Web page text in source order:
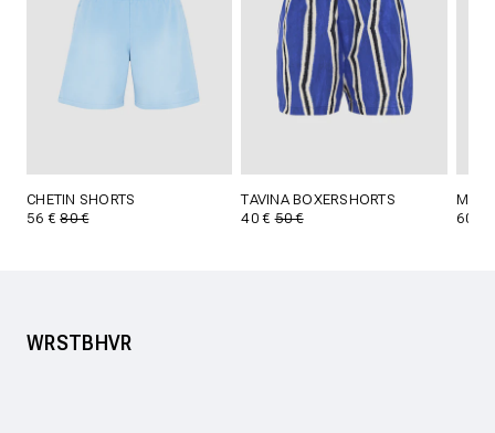
CHETIN SHORTS
56 €80 €
TAVINA BOXERSHORTS
40 €50 €
60 €
WRSTBHVR